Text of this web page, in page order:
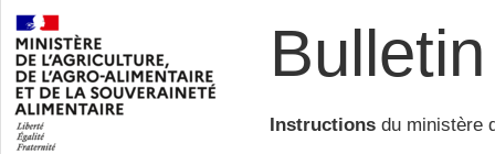
Instructions du ministère